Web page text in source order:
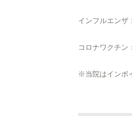
インフルエンザ
コロナワクチン
※当院はインボ